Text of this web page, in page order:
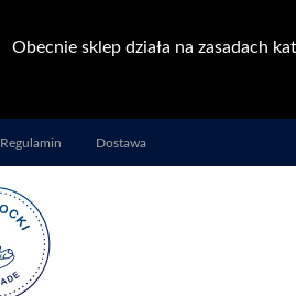
Obecnie sklep działa na zasadach
Regulamin Dostawa